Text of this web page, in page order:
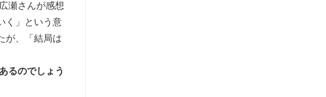
瀬さんが感想
く」という意
が、「結局は
るのでしょう